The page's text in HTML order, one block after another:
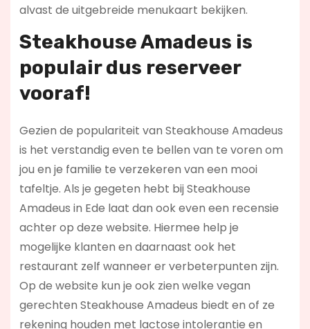
alvast de uitgebreide menukaart bekijken.
Steakhouse Amadeus is
populair dus reserveer
vooraf!
Gezien de populariteit van Steakhouse Amadeus
is het verstandig even te bellen van te voren om
jou en je familie te verzekeren van een mooi
tafeltje. Als je gegeten hebt bij Steakhouse
Amadeus in Ede laat dan ook even een recensie
achter op deze website. Hiermee help je
mogelijke klanten en daarnaast ook het
restaurant zelf wanneer er verbeterpunten zijn.
Op de website kun je ook zien welke vegan
gerechten Steakhouse Amadeus biedt en of ze
rekening houden met lactose intolerantie en